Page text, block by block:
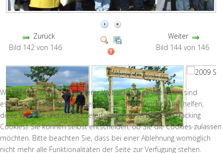
Zurück
Bild 142 von 146
Weiter
Bild 144 von 146
Wir nutzen Cookies auf unserer Website. Einige von ihnen sind
essenziell für den Betrieb der Seite, während andere uns helfen,
diese Website und die Nutzererfahrung zu verbessern (Tracking
Cookies). Sie können selbst entscheiden, ob Sie die Cookies zulassen
möchten. Bitte beachten Sie, dass bei einer Ablehnung womöglich
nicht mehr alle Funktionalitäten der Seite zur Verfügung stehen.